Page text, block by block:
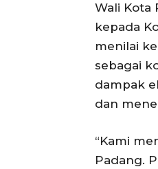
Wali Kota
kepada
menilai
sebagai
dampak
dan
“Kami
Padang.